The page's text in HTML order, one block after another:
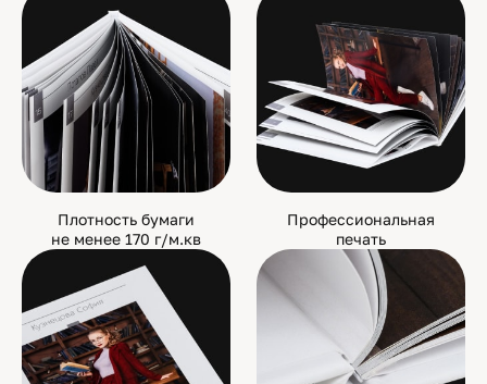
Плотность бумаги
не менее 170 г/м.кв
Профессиональная
печать